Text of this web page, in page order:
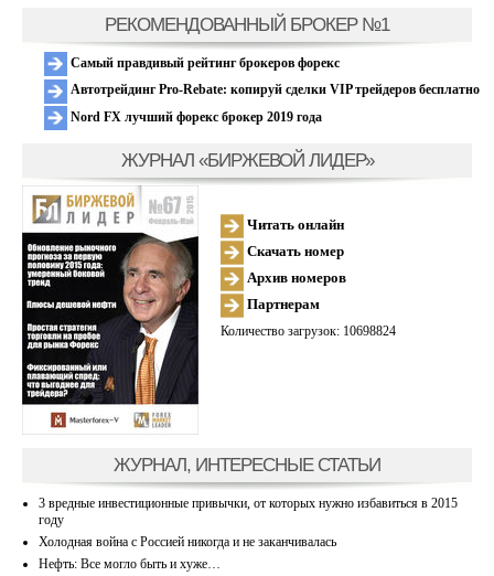
РЕКОМЕНДОВАННЫЙ БРОКЕР №1
Самый правдивый рейтинг брокеров форекс
Автотрейдинг Pro-Rebate: копируй сделки VIP трейдеров бесплатно
Nord FX лучший форекс брокер 2019 года
ЖУРНАЛ «БИРЖЕВОЙ ЛИДЕР»
Читать онлайн
Скачать номер
Архив номеров
Партнерам
Количество загрузок: 10698824
ЖУРНАЛ, ИНТЕРЕСНЫЕ СТАТЬИ
3 вредные инвестиционные привычки, от которых нужно избавиться в 2015
году
Холодная война с Россией никогда и не заканчивалась
Нефть: Все могло быть и хуже…